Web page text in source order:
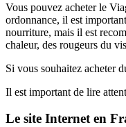
Vous pouvez acheter le
ordonnance, il est
nourriture, mais il est
chaleur, des rougeurs du
Si vous souhaitez acheter
Il est important de lire
Le site Internet en